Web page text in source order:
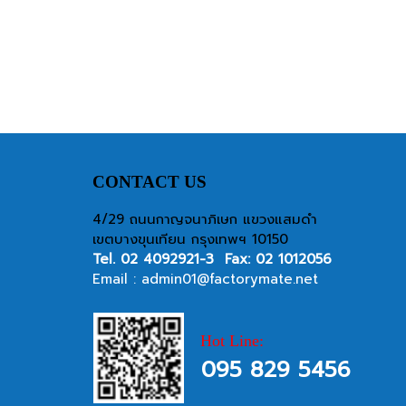
CONTACT US
4/29 ถนนกาญจนาภิเษก แขวงแสมดำ
เขตบางขุนเทียน กรุงเทพฯ 10150
Tel. 02 4092921-3 Fax: 02 1012056
Email : admin01@factorymate.net
Hot Line:
095 829 5456